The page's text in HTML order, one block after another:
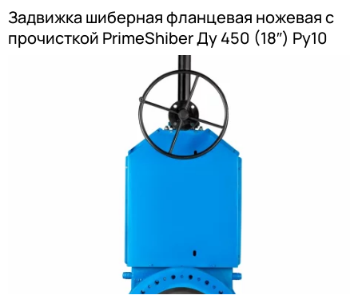
Задвижка шиберная фланцевая ножевая с
прочисткой PrimeShiber Ду 450 (18″) Ру10